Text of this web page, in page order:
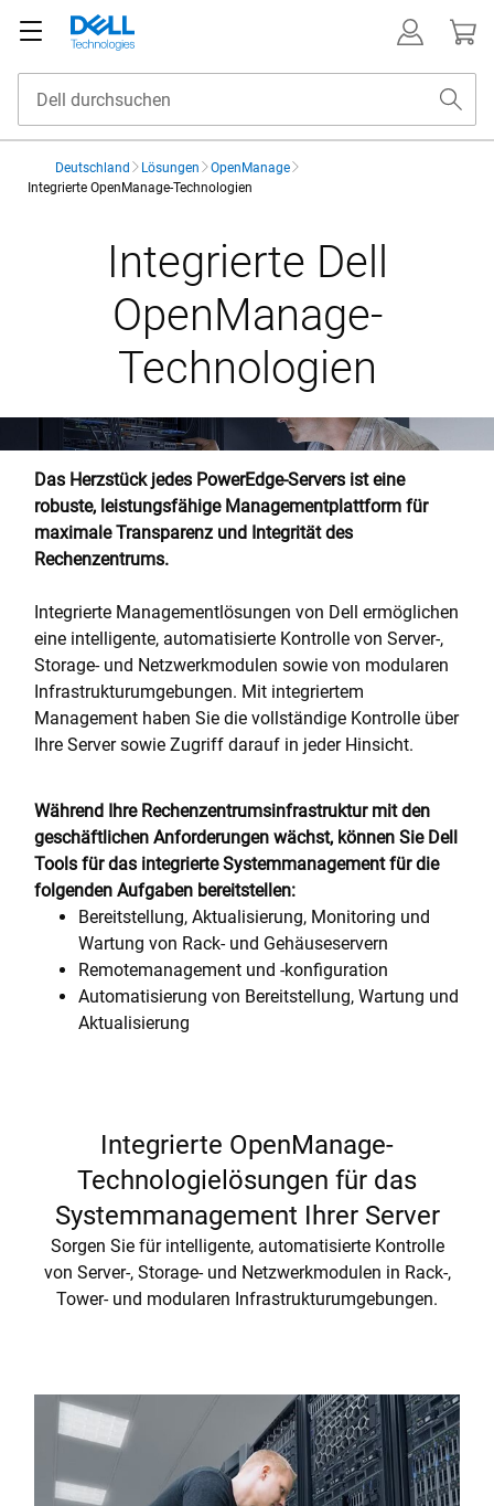
Deutschland Lösungen
OpenManage
Integrierte OpenManage-Technologien
Integrierte Dell
OpenManage-
Technologien
Das Herzstück jedes PowerEdge-Servers ist eine
robuste, leistungsfähige Managementplattform für
maximale Transparenz und Integrität des
Rechenzentrums.
Integrierte Managementlösungen von Dell ermöglichen
eine intelligente, automatisierte Kontrolle von Server-,
Storage- und Netzwerkmodulen sowie von modularen
Infrastrukturumgebungen. Mit integriertem
Management haben Sie die vollständige Kontrolle über
Ihre Server sowie Zugriff darauf in jeder Hinsicht.
Während Ihre Rechenzentrumsinfrastruktur mit den
geschäftlichen Anforderungen wächst, können Sie Dell
Tools für das integrierte Systemmanagement für die
folgenden Aufgaben bereitstellen:
Bereitstellung, Aktualisierung, Monitoring und
Wartung von Rack- und Gehäuseservern
Remotemanagement und -konfiguration
Automatisierung von Bereitstellung, Wartung und
Aktualisierung
Integrierte OpenManage-
Technologielösungen für das
Systemmanagement Ihrer Server
Sorgen Sie für intelligente, automatisierte Kontrolle
von Server-, Storage- und Netzwerkmodulen in Rack-,
Tower- und modularen Infrastrukturumgebungen.